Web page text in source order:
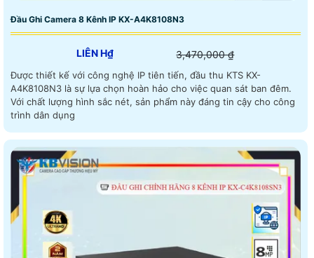
Đầu Ghi Camera 8 Kênh IP KX-A4K8108N3
LIÊN H₫ 3,470,000 ₫
Được thiết kế với công nghệ IP tiên tiến, đầu thu KTS KX-
A4K8108N3 là sự lựa chọn hoàn hảo cho việc quan sát ban đêm.
Với chất lượng hình sắc nét, sản phẩm này đáng tin cậy cho công
trình dân dụng